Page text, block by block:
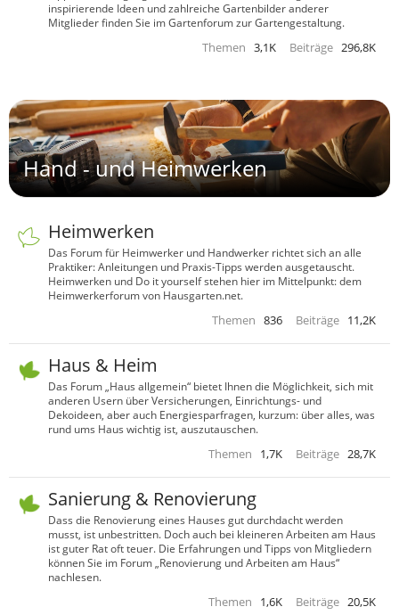
inspirierende Ideen und zahlreiche Gartenbilder anderer
Mitglieder finden Sie im Gartenforum zur Gartengestaltung.
Themen 3,1K Beiträge 296,8K
Hand - und Heimwerken
Heimwerken
Das Forum für Heimwerker und Handwerker richtet sich an alle
Praktiker: Anleitungen und Praxis-Tipps werden ausgetauscht.
Heimwerken und Do it yourself stehen hier im Mittelpunkt: dem
Heimwerkerforum von Hausgarten.net.
Themen 836 Beiträge 11,2K
Haus & Heim
Das Forum „Haus allgemein“ bietet Ihnen die Möglichkeit, sich mit
anderen Usern über Versicherungen, Einrichtungs- und
Dekoideen, aber auch Energiesparfragen, kurzum: über alles, was
rund ums Haus wichtig ist, auszutauschen.
Themen 1,7K Beiträge 28,7K
Sanierung & Renovierung
Dass die Renovierung eines Hauses gut durchdacht werden
musst, ist unbestritten. Doch auch bei kleineren Arbeiten am Haus
ist guter Rat oft teuer. Die Erfahrungen und Tipps von Mitgliedern
können Sie im Forum „Renovierung und Arbeiten am Haus“
nachlesen.
Themen 1,6K Beiträge 20,5K